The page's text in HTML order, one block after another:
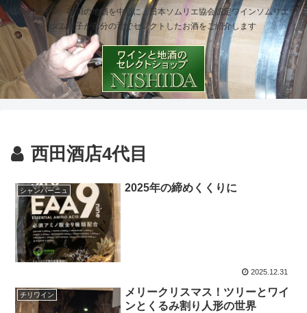
世界のワイン、石川の地酒を中心に、日本ソムリエ協会認定ワインソムリエマ
ダム櫻子が自分の舌でセレクトしたお酒をご紹介します
西田酒店4代目
シャンパーニュ 2025年の締めくくりに
2025.12.31
チリワイン
メリークリスマス！ツリーとワイ
ンとくるみ割り人形の世界